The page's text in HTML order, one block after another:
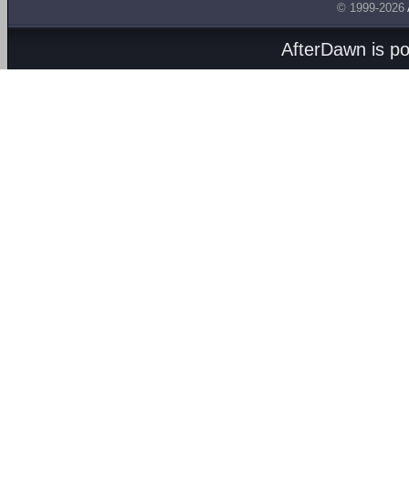
© 1999-2026
AfterDawn is